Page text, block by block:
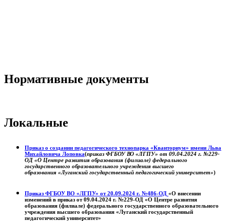
Нормативные документы
Локальные
Приказ о создании педагогического технопарка «Кванториум» имени Льва
Михайловича Лоповка(приказ ФГБОУ ВО «ЛГПУ» от 09.04.2024 г. №229-
ОД «О Центре развития образования (филиале) федерального
государственного образовательного учреждения высшего
образования «Луганский государственный педагогический университет»)
Приказ ФГБОУ ВО «ЛГПУ» от 20.09.2024 г. №486-ОД «О внесении
изменений в приказ от 09.04.2024 г. №229-ОД «О Центре развития
образования (филиале) федерального государственного образовательного
учреждения высшего образования «Луганский государственный
педагогический университет»